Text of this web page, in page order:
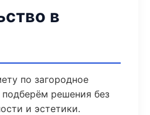
в
по загородное
решения без
и эстетики.